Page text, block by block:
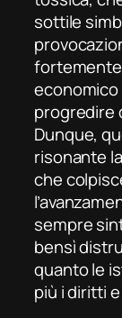
sottile
economico
progredire
Dunque,
risonante
che
sempre
bensì
quanto le
più i diritti